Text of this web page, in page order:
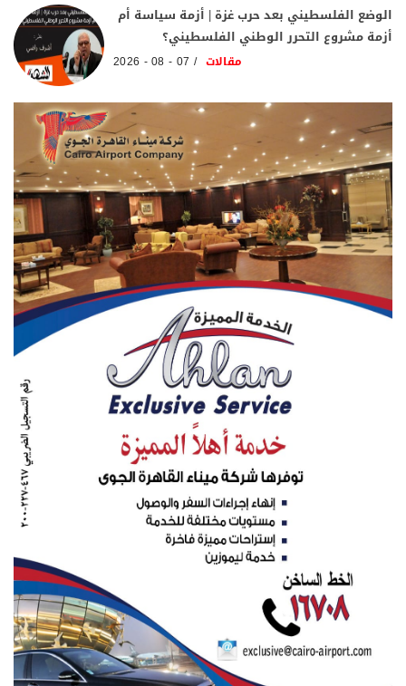
الوضع الفلسطيني بعد حرب غزة | أزمة سياسة أم
أزمة مشروع التحرر الوطني الفلسطيني؟
مقالات 07 - 08 - 2026